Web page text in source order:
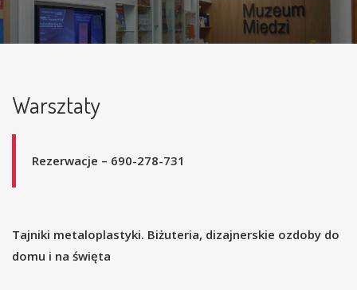
Warsztaty
Rezerwacje – 690-278-731
Tajniki metaloplastyki. Biżuteria, dizajnerskie ozdoby do
domu i na święta